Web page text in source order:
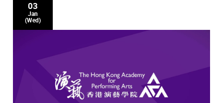
03
Jan
(Wed)